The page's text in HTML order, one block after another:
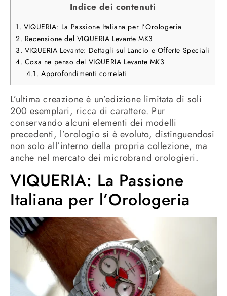
Indice dei contenuti
1. VIQUERIA: La Passione Italiana per l’Orologeria
2. Recensione del VIQUERIA Levante MK3
3. VIQUERIA Levante: Dettagli sul Lancio e Offerte Speciali
4. Cosa ne penso del VIQUERIA Levante MK3
4.1. Approfondimenti correlati
L’ultima creazione è un’edizione limitata di soli
200 esemplari, ricca di carattere. Pur
conservando alcuni elementi dei modelli
precedenti, l’orologio si è evoluto, distinguendosi
non solo all’interno della propria collezione, ma
anche nel mercato dei microbrand orologieri.
VIQUERIA: La Passione
Italiana per l’Orologeria